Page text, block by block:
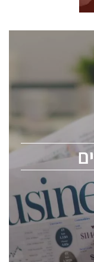
מהנדסים,
ChipEx2026
conference is